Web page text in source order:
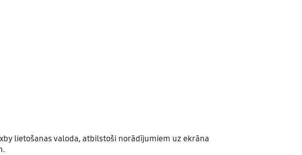
lietošanas valoda, atbilstoši norādījumiem uz ekrāna